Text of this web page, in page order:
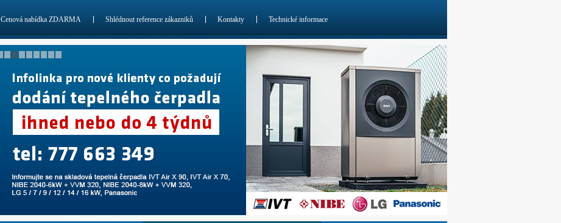
Cenová nabídka ZDARMA Shlédnout reference zákazniků Kontakty Technické informace